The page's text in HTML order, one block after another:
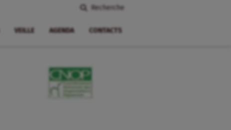
Recherche
VEILLE AGENDA CONTACTS